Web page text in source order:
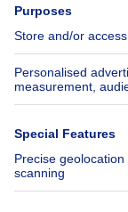
Jobs
Axel Springer
SeLoger.com
Immowelt.de
Help
FAQ